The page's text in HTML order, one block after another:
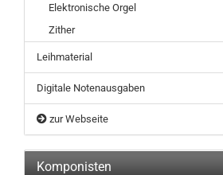
Elektronische Orgel
Zither
Leihmaterial
Digitale Notenausgaben
zur Webseite
Komponisten